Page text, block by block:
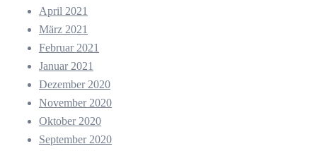
April 2021
März 2021
Februar 2021
Januar 2021
Dezember 2020
November 2020
Oktober 2020
September 2020